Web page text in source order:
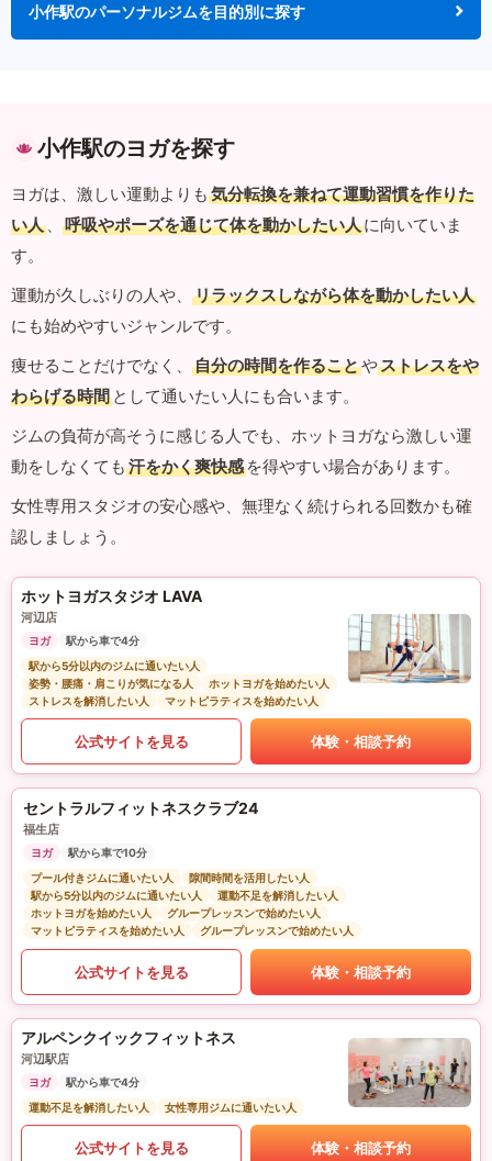
小作駅のパーソナルジムを目的別に探す
小作駅のヨガを探す
ヨガは、激しい運動よりも 気分転換を兼ねて運動習慣を作りた
い人 、 呼吸やポーズを通じて体を動かしたい人に向いていま
す。
運動が久しぶりの人や、
リラックスしながら体を動かしたい人
にも始めやすいジャンルです。
痩せることだけでなく、
自分の時間を作ることやストレスをや
わらげる時間 として通いたい人にも合います。
ジムの負荷が高そうに感じる人でも、ホットヨガなら激しい運
動をしなくても 汗をかく爽快感 を得やすい場合があります。
女性専用スタジオの安心感や、無理なく続けられる回数かも確
認しましょう。
ホットヨガスタジオ LAVA
河辺店
ヨガ
駅から車で4分
駅から5分以内のジムに通いたい人
姿勢・腰痛・肩こりが気になる人
ホットヨガを始めたい人
ストレスを解消したい人
マットピラティスを始めたい人
公式サイトを見る 体験・相談予約
セントラルフィットネスクラブ24
福生店
ヨガ
駅から車で10分
プール付きジムに通いたい人
隙間時間を活用したい人
駅から5分以内のジムに通いたい人
運動不足を解消したい人
ホットヨガを始めたい人
グループレッスンで始めたい人
マットピラティスを始めたい人
グループレッスンで始めたい人
公式サイトを見る 体験・相談予約
アルペンクイックフィットネス
河辺駅店
ヨガ
駅から車で4分
運動不足を解消したい人
女性専用ジムに通いたい人
公式サイトを見る 体験・相談予約